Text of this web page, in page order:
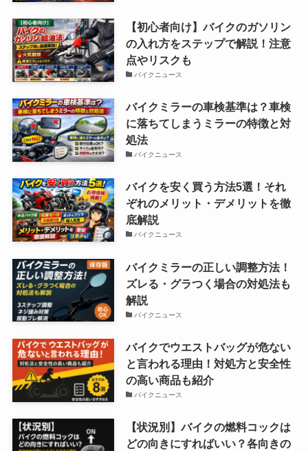
【初心者向け】バイクのガソリン
の入れ方をステップで解説！注意
点やリスクも
バイクニュース
バイクミラーの車検基準は？車検
に落ちてしまうミラーの特徴と対
処法
バイクニュース
バイクを安く買う方法5選！それ
ぞれのメリット・デメリットを徹
底解説
バイクニュース
バイクミラーの正しい調整方法！
ズレる・グラつく場合の対処法も
解説
バイクニュース
バイクでウエストバッグが危ない
と言われる理由！対処方と安全性
の高い商品も紹介
バイクニュース
【状況別】バイクの燃料コックは
どの向きにすればいい？各向きの